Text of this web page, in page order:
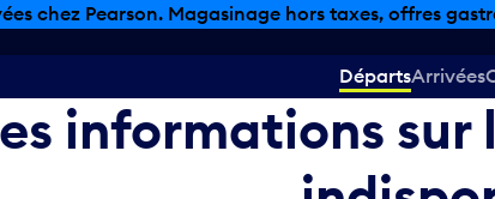
chez Pearson. Magasinage hors taxes, offres
DépartsArrivées
informations